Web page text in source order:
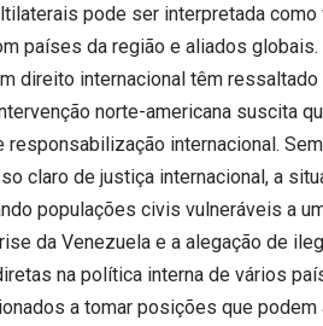
pode ser interpretada
países da região e aliados globais.
direito internacional têm
norte-americana suscita
responsabilização internacional.
claro de justiça internacional, a
populações civis vulneráveis a
da Venezuela e a alegação de
na política interna de vários
a tomar posições que